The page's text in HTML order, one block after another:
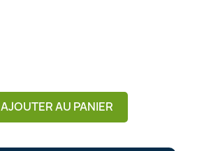
AJOUTER AU PANIER